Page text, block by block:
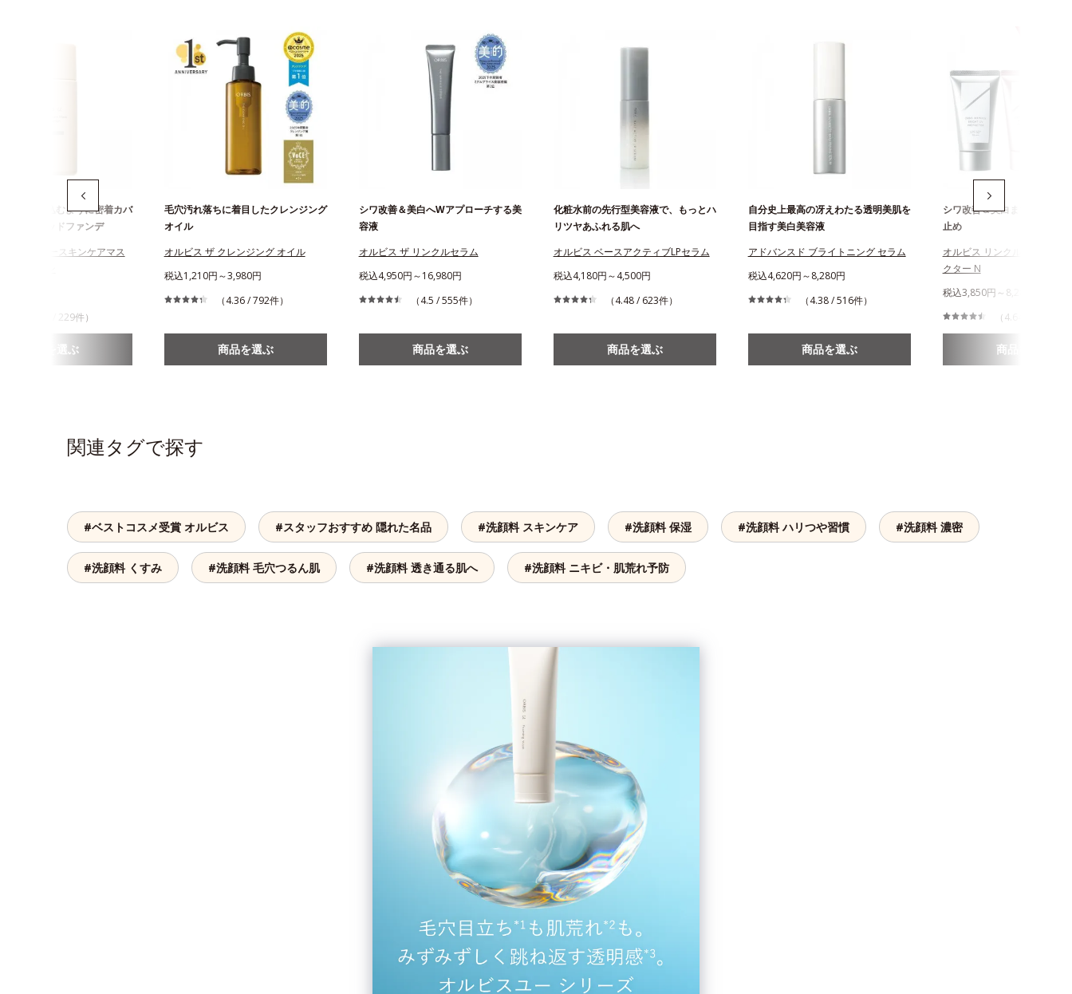
しくとけ込むように密着カバ
レスリキッドファンデ
ユー カラースキンケアマス
（3.76 / 229件）
商品を選ぶ
毛穴汚れ落ちに着目したクレンジング
オイル
オルビス ザ クレンジング オイル
税込1,210円～3,980円
（4.36 / 792件）
商品を選ぶ
シワ改善＆美白へWアプローチする美
容液
オルビス ザ リンクルセラム
税込4,950円～16,980円
（4.5 / 555件）
商品を選ぶ
化粧水前の先行型美容液で、もっとハ
リツヤあふれる肌へ
オルビス ベースアクティブLPセラム
税込4,180円～4,500円
（4.48 / 623件）
商品を選ぶ
自分史上最高の冴えわたる透明美肌を
目指す美白美容液
アドバンスド ブライトニング セラム
税込4,620円～8,280円
（4.38 / 516件）
商品を選ぶ
シワ改善＆美白まで叶える薬
止め
オルビス リンクルブライト
クター N
税込3,850円～8,280円
（4.64 / 864件）
商品を選ぶ
関連タグで探す
#ベストコスメ受賞 オルビス #スタッフおすすめ 隠れた名品 #洗顔料 スキンケア #洗顔料 保湿 #洗顔料 ハリつや習慣 #洗顔料 濃密
#洗顔料 くすみ #洗顔料 毛穴つるん肌 #洗顔料 透き通る肌へ #洗顔料 ニキビ・肌荒れ予防